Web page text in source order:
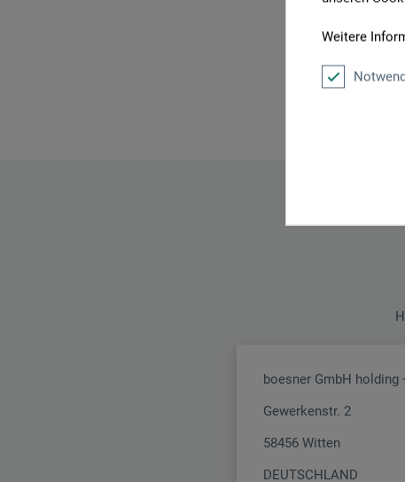
Weiterepro
boesner GmbH holding
Gewerkenstr. 2
58456 Witten
DEUTSCHLAND